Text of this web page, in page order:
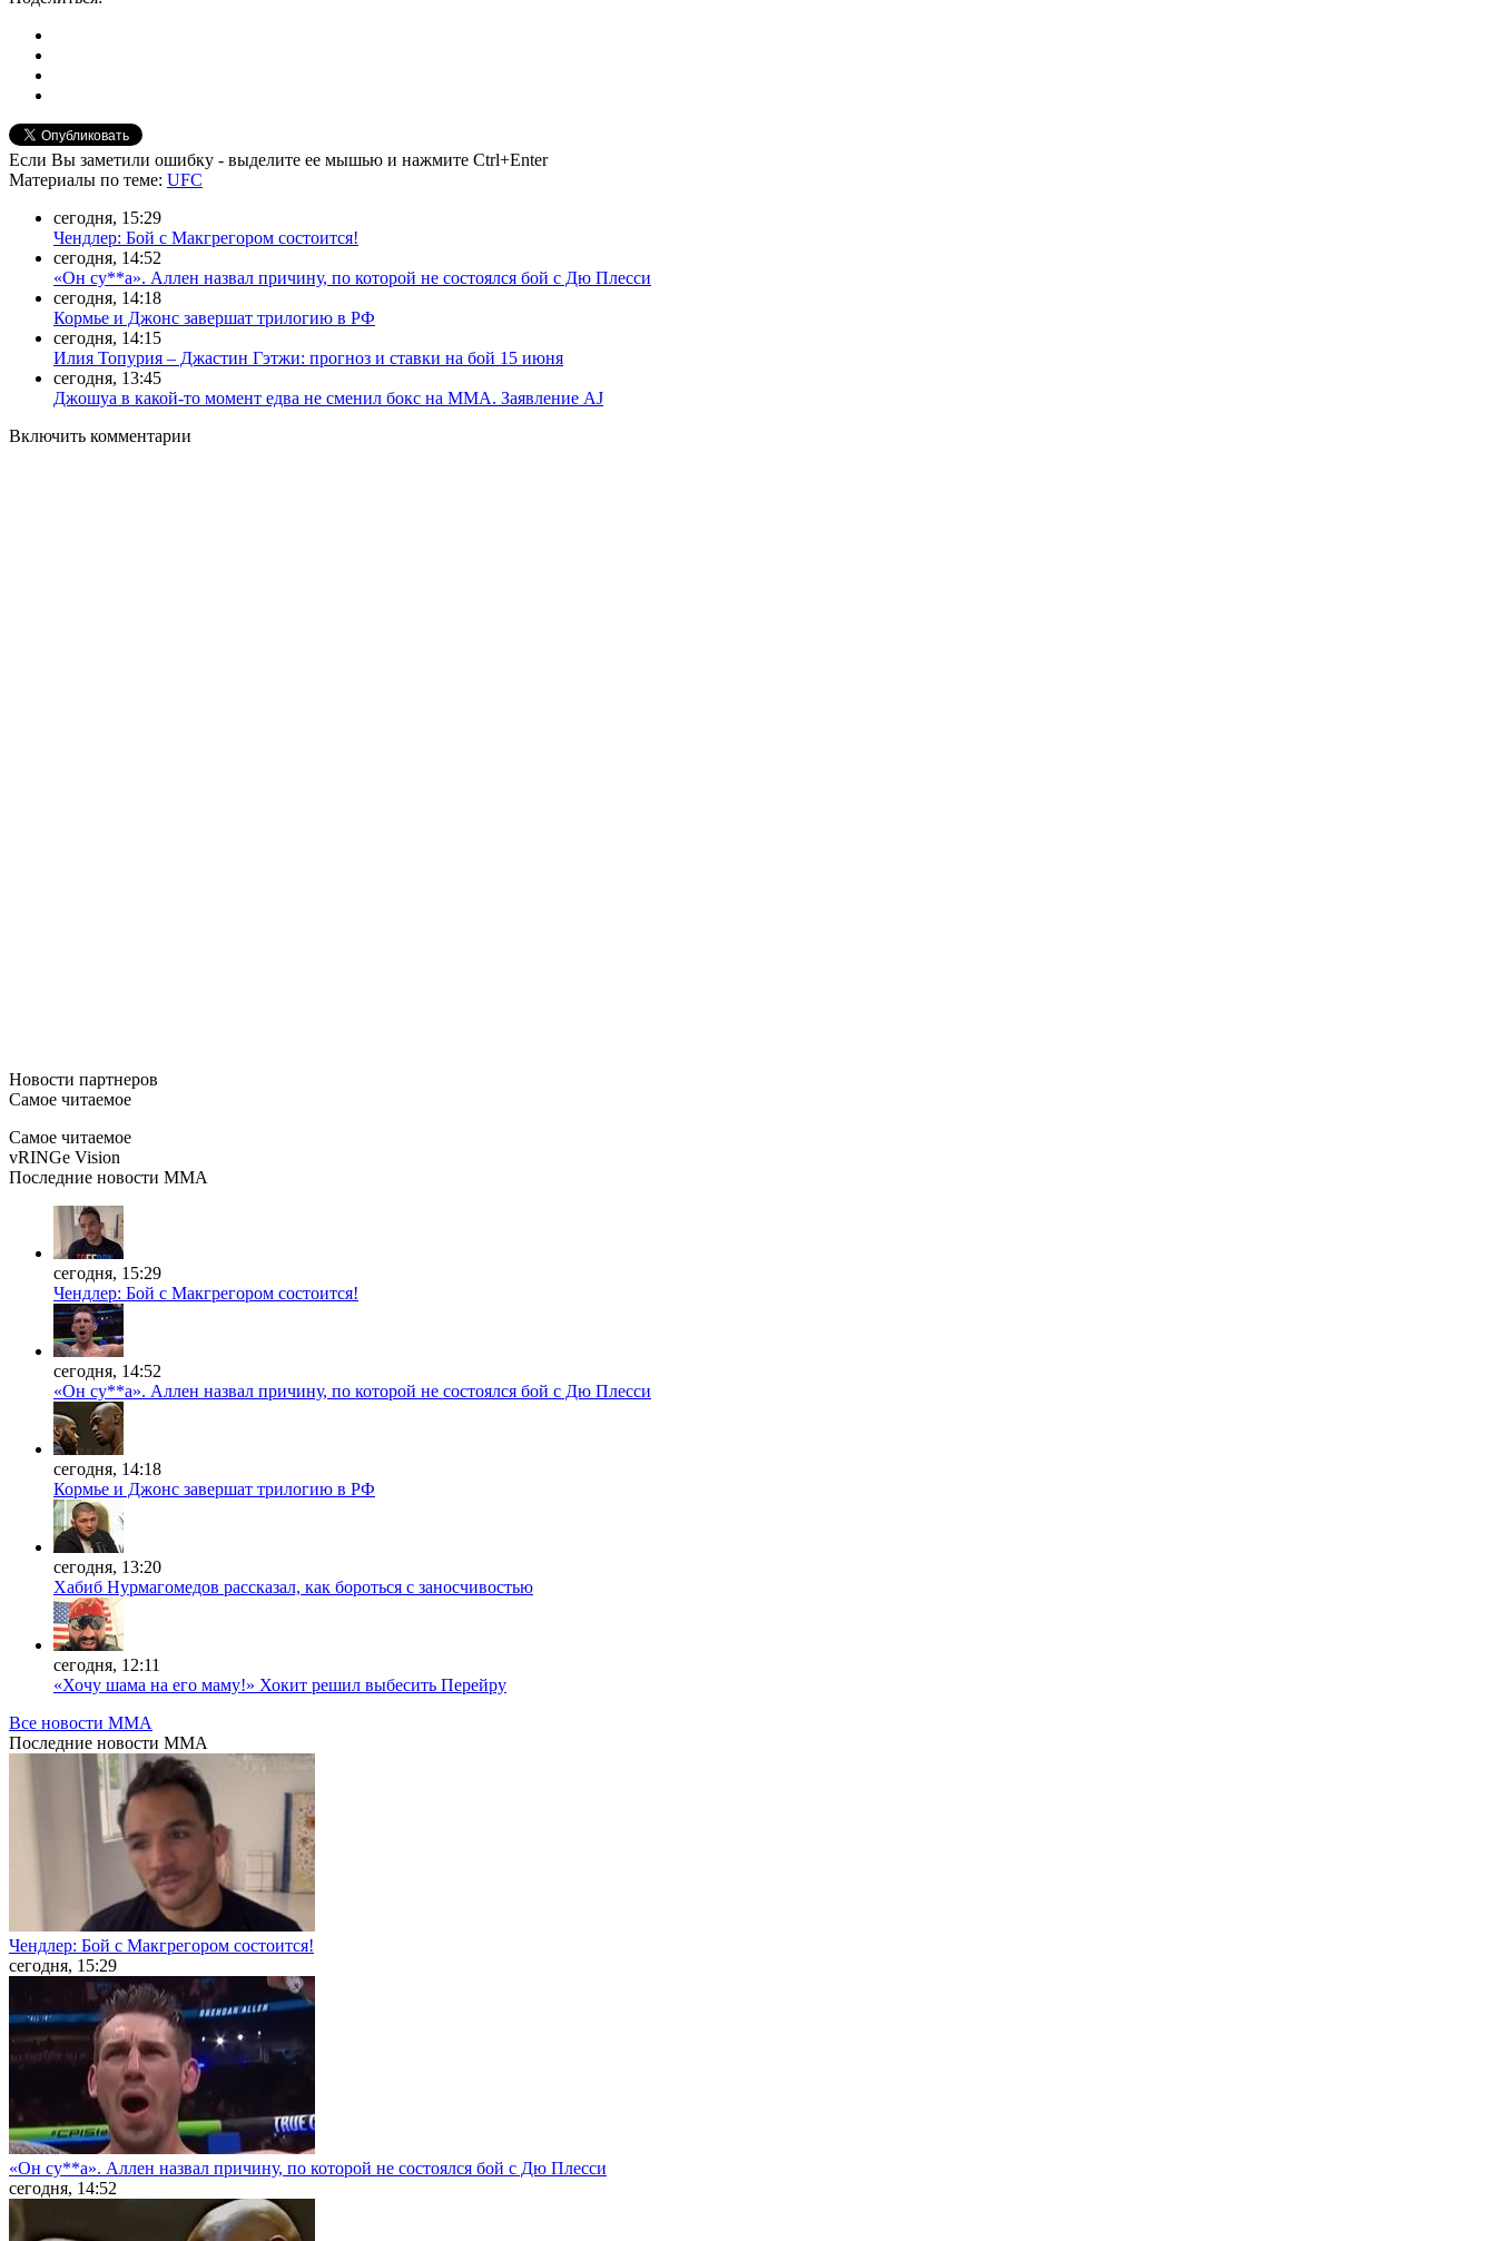
Если Вы заметили ошибку - выделите ее мышью и нажмите Ctrl+Enter
Материалы по теме: UFC
сегодня, 15:29
Чендлер: Бой с Макгрегором состоится!
сегодня, 14:52
«Он су**а». Аллен назвал причину, по которой не состоялся бой с Дю Плесси
сегодня, 14:18
Кормье и Джонс завершат трилогию в РФ
сегодня, 14:15
Илия Топурия – Джастин Гэтжи: прогноз и ставки на бой 15 июня
сегодня, 13:45
Джошуа в какой-то момент едва не сменил бокс на ММА. Заявление AJ
Включить комментарии
Новости партнеров
Самое читаемое
Самое читаемое
vRINGe Vision
Последние новости MMA
сегодня, 15:29
Чендлер: Бой с Макгрегором состоится!
сегодня, 14:52
«Он су**а». Аллен назвал причину, по которой не состоялся бой с Дю Плесси
сегодня, 14:18
Кормье и Джонс завершат трилогию в РФ
сегодня, 13:20
Хабиб Нурмагомедов рассказал, как бороться с заносчивостью
сегодня, 12:11
«Хочу шама на его маму!» Хокит решил выбесить Перейру
Все новости MMA
Последние новости MMA
Чендлер: Бой с Макгрегором состоится!
сегодня, 15:29
«Он су**а». Аллен назвал причину, по которой не состоялся бой с Дю Плесси
сегодня, 14:52